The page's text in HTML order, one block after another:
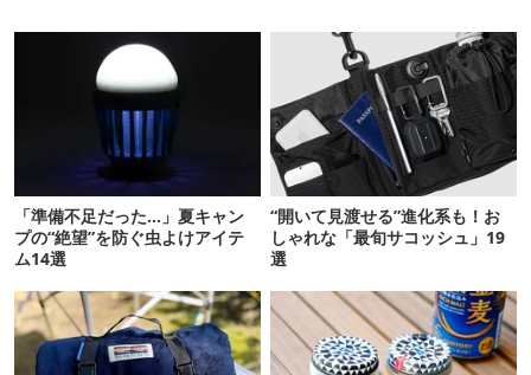
「準備不足だった…」夏キャン
プの“絶望”を防ぐ虫よけアイテ
ム14選
“開いて見渡せる”進化系も！お
しゃれな「最旬サコッシュ」19
選